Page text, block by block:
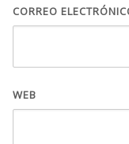
CORREO
WEB